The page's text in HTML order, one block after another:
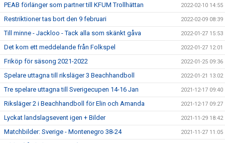
PEAB förlänger som partner till KFUM Trollhättan 2022-02-10 14:55
Restriktioner tas bort den 9 februari 2022-02-09 08:39
Till minne - Jackloo - Tack alla som skänkt gåva 2022-01-27 15:53
Det kom ett meddelande från Folkspel 2022-01-27 12:01
Friköp för säsong 2021-2022 2022-01-25 09:36
Spelare uttagna till riksläger 3 Beachhandboll 2022-01-21 13:02
Tre spelare uttagna till Sverigecupen 14-16 Jan 2021-12-17 09:40
Riksläger 2 i Beachhandboll för Elin och Amanda 2021-12-17 09:27
Lyckat landslagsevent igen + Bilder 2021-11-29 18:42
Matchbilder: Sverige - Montenegro 38-24 2021-11-27 11:05